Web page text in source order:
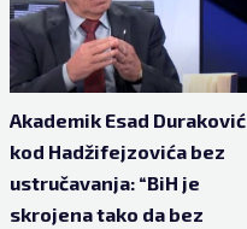
Akademik Esad Duraković
kod Hadžifejzovića bez
ustručavanja: “BiH je
skrojena tako da bez